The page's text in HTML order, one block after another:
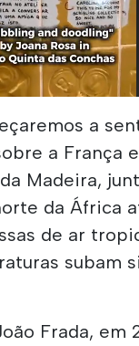
a
a França
Madeira,
da África
de ar
subam
Frada, em